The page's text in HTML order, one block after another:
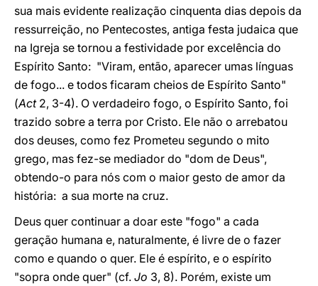
sua mais evidente realização cinquenta dias depois da
ressurreição, no Pentecostes, antiga festa judaica que
na Igreja se tornou a festividade por excelência do
Espírito Santo: "Viram, então, aparecer umas línguas
de fogo... e todos ficaram cheios de Espírito Santo"
(Act 2, 3-4). O verdadeiro fogo, o Espírito Santo, foi
trazido sobre a terra por Cristo. Ele não o arrebatou
dos deuses, como fez Prometeu segundo o mito
grego, mas fez-se mediador do "dom de Deus",
obtendo-o para nós com o maior gesto de amor da
história: a sua morte na cruz.
Deus quer continuar a doar este "fogo" a cada
geração humana e, naturalmente, é livre de o fazer
como e quando o quer. Ele é espírito, e o espírito
"sopra onde quer" (cf. Jo 3, 8). Porém, existe um